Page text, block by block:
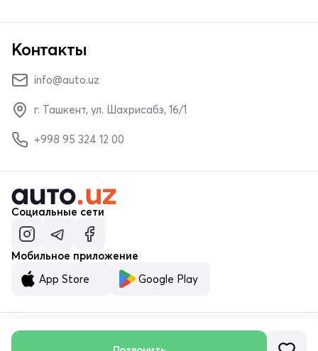
Контакты
info@auto.uz
г. Ташкент, ул. Шахрисабз, 16/1
+998 95 324 12 00
Социальные сети
Мобильное приложение
App Store
Google Play